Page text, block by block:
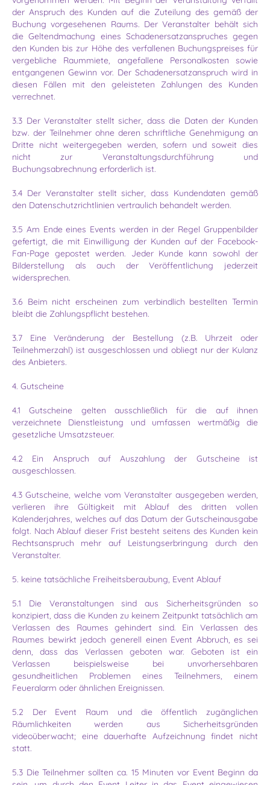
der Anspruch des Kunden auf die Zuteilung des gemäß der
Buchung vorgesehenen Raums. Der Veranstalter behält sich
die Geltendmachung eines Schadenersatzanspruches gegen
den Kunden bis zur Höhe des verfallenen Buchungs­preises für
vergebliche Raummiete, angefallene Personalkosten sowie
entgangenen Gewinn vor. Der Schadenersatzanspruch wird in
diesen Fällen mit den geleisteten Zahlungen des Kunden
verrechnet.
3.3 Der Veranstalter stellt sicher, dass die Daten der Kunden
bzw. der Teilnehmer ohne deren schriftliche Genehmigung an
Dritte nicht weitergegeben werden, sofern und soweit dies
nicht zur Veranstaltungsdurchführung und
Buchungsabrechnung erforderlich ist.
3.4 Der Veranstalter stellt sicher, dass Kundendaten gemäß
den Datenschutzrichtlinien vertraulich behandelt werden.
3.5 Am Ende eines Events werden in der Regel Gruppenbilder
gefertigt, die mit Einwilligung der Kunden auf der Facebook-
Fan-Page gepostet werden. Jeder Kunde kann sowohl der
Bilderstellung als auch der Veröffentlichung jederzeit
widersprechen.
3.6 Beim nicht erscheinen zum verbindlich bestellten Termin
bleibt die Zahlungspflicht bestehen.
3.7 Eine Veränderung der Bestellung (z.B. Uhrzeit oder
Teilnehmerzahl) ist ausgeschlossen und obliegt nur der Kulanz
des Anbieters.
4. Gutscheine
4.1 Gutscheine gelten ausschließlich für die auf ihnen
verzeichnete Dienstleistung und umfassen wertmäßig die
gesetzliche Umsatzsteuer.
4.2 Ein Anspruch auf Auszahlung der Gutscheine ist
ausgeschlossen.
4.3 Gutscheine, welche vom Veranstalter ausgegeben werden,
verlieren ihre Gültigkeit mit Ablauf des dritten vollen
Kalenderjahres, welches auf das Datum der Gutscheinausgabe
folgt. Nach Ablauf dieser Frist besteht seitens des Kunden kein
Rechtsanspruch mehr auf Leistungserbringung durch den
Veranstalter.
5. keine tatsächliche Freiheitsberaubung, Event Ablauf
5.1 Die Veranstaltungen sind aus Sicherheitsgründen so
konzipiert, dass die Kunden zu keinem Zeitpunkt tatsächlich am
Verlassen des Raumes gehindert sind. Ein Verlassen des
Raumes bewirkt jedoch generell einen Event Abbruch, es sei
denn, dass das Verlassen geboten war. Geboten ist ein
Verlassen beispielsweise bei unvorhersehbaren
gesundheitlichen Problemen eines Teilnehmers, einem
Feueralarm oder ähnlichen Ereignissen.
5.2 Der Event Raum und die öffentlich zugänglichen
Räumlichkeiten werden aus Sicherheitsgründen
videoüberwacht; eine dauerhafte Aufzeichnung findet nicht
statt.
5.3 Die Teilnehmer sollten ca. 15 Minuten vor Event Beginn da